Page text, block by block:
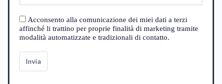
Acconsento alla comunicazione dei miei dati a terzi
affinché li trattino per proprie finalità di marketing tramite
modalità automatizzate e tradizionali di contatto.
Invia